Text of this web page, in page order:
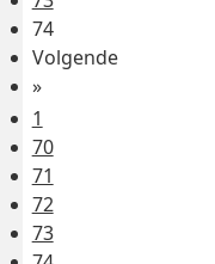
74
Volgende
»
1
70
71
72
73